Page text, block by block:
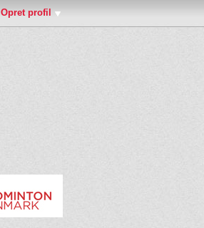
Opret profil